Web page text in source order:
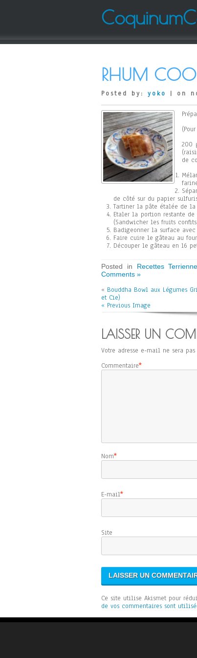
RHUM
Posted by: yoko | on
200
de
de côté sur du papier
Tartiner la pâte étalée de la
Etaler la portion restante
(Sandwicher les fruits
Badigeonner la surface
Faire cuire le gâteau au
Découper le gâteau en 16
Posted in Recettes
Comments »
« Bouddha Bowl aux Légumes
et Cie)
« Previous Image
LAISSER UN
Votre adresse e-mail ne sera
Commentaire*
Nom*
E-mail*
Ce site utilise Akismet pour
de vos commentaires sont